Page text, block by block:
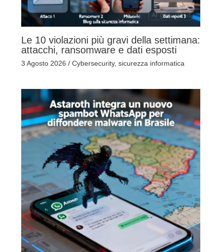
Le 10 violazioni più gravi della settimana:
attacchi, ransomware e dati esposti
3 Agosto 2026 / Cybersecurity, sicurezza informatica